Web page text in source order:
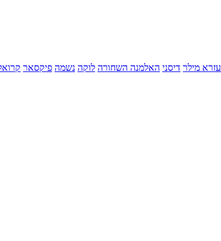
עזרא מילר דיסני האלמנה השחורה לוקה נשמה פיקסאר